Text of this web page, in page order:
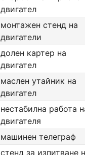
двигател
монтажен стенд на
двигатели
долен картер на
двигател
маслен утайник на
двигател
нестабилна работа
двигателя
машинен телеграф
стенд за изпитване